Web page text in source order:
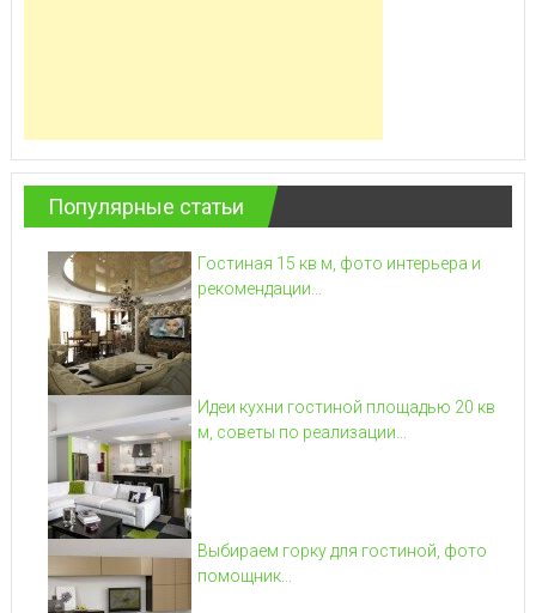
Популярные статьи
Гостиная 15 кв м, фото интерьера и
рекомендации...
Идеи кухни гостиной площадью 20 кв
м, советы по реализации...
Выбираем горку для гостиной, фото
помощник...